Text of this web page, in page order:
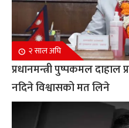
२ साल अघि
प्रधानमन्त्री पुष्पकमल दाहाल
नदिने विश्वासको मत लिने